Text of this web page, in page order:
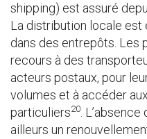
shipping) est assuré
La distribution locale est
dans des entrepôts. Les
recours à des
acteurs postaux, pour
volumes et à accéder
particuliers20 .
ailleurs un